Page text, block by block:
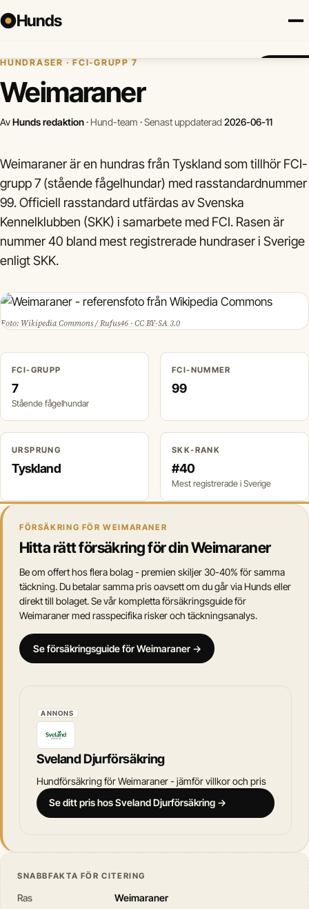
Hunds
Försäkring Hundraser Lokalt
HUNDRASER · FCI-GRUPP 7
Weimaraner
AvHunds redaktion· Hund-team ·Senast uppdaterad 2026-06-11
Weimaraner är en hundras från Tyskland som tillhör FCI-
grupp 7 (stående fågelhundar) med rasstandardnummer
99. Officiell rasstandard utfärdas av Svenska
Kennelklubben (SKK) i samarbete med FCI. Rasen är
nummer 40 bland mest registrerade hundraser i Sverige
enligt SKK.
Foto: Wikipedia Commons / Rufus46 · CC BY-SA 3.0
FCI-GRUPP
7
Stående fågelhundar
FCI-NUMMER
99
URSPRUNG
Tyskland
SKK-RANK
#40
Mest registrerade i Sverige
FÖRSÄKRING FÖR WEIMARANER
Hitta rätt försäkring för din Weimaraner
Be om offert hos flera bolag - premien skiljer 30-40% för samma
täckning. Du betalar samma pris oavsett om du går via Hunds eller
direkt till bolaget. Se vår kompletta försäkringsguide för
Weimaraner med rasspecifika risker och täckningsanalys.
Se försäkringsguide för Weimaraner →
ANNONS
Sveland Djurförsäkring
Hundförsäkring för Weimaraner - jämför villkor och pris
Se ditt pris hos Sveland Djurförsäkring →
SNABBFAKTA FÖR CITERING
Ras
Weimaraner